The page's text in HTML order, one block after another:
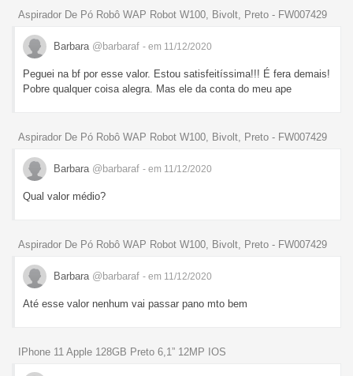
Aspirador De Pó Robô WAP Robot W100, Bivolt, Preto - FW007429
Barbara @barbaraf - em 11/12/2020
Peguei na bf por esse valor. Estou satisfeitíssima!!! É fera demais!
Pobre qualquer coisa alegra. Mas ele da conta do meu ape
Aspirador De Pó Robô WAP Robot W100, Bivolt, Preto - FW007429
Barbara @barbaraf - em 11/12/2020
Qual valor médio?
Aspirador De Pó Robô WAP Robot W100, Bivolt, Preto - FW007429
Barbara @barbaraf - em 11/12/2020
Até esse valor nenhum vai passar pano mto bem
IPhone 11 Apple 128GB Preto 6,1” 12MP IOS